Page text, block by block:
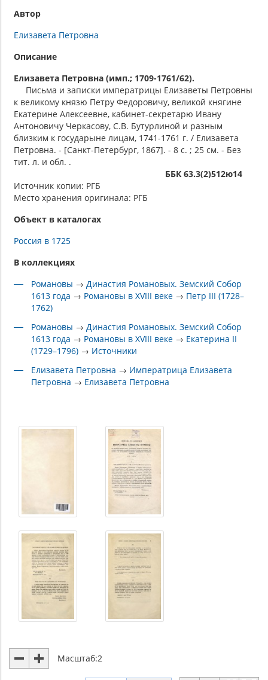
Автор
Елизавета Петровна
Описание
Елизавета Петровна (имп.; 1709-1761/62).
Письма и записки императрицы Елизаветы Петровны
к великому князю Петру Федоровичу, великой княгине
Екатерине Алексеевне, кабинет-секретарю Ивану
Антоновичу Черкасову, С.В. Бутурлиной и разным
близким к государыне лицам, 1741-1761 г. / Елизавета
Петровна. - [Санкт-Петербург, 1867]. - 8 с. ; 25 см. - Без
тит. л. и обл. .
ББК 63.3(2)512ю14
Источник копии: РГБ
Место хранения оригинала: РГБ
Объект в каталогах
Россия в 1725
В коллекциях
Романовы → Династия Романовых. Земский Собор
1613 года → Романовы в XVIII веке → Петр III (1728–
1762)
Романовы → Династия Романовых. Земский Собор
1613 года → Романовы в XVIII веке → Екатерина II
(1729–1796) → Источники
Елизавета Петровна → Императрица Елизавета
Петровна → Елизавета Петровна
Масштаб:2